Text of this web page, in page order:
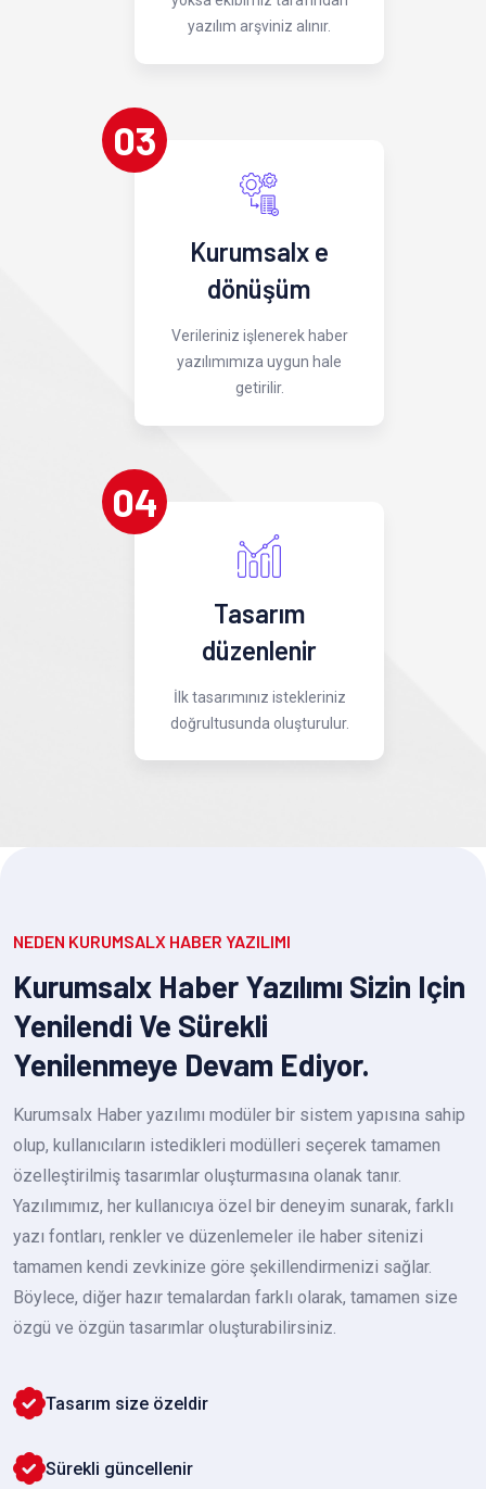
yazılım arşviniz alınır.
03
Kurumsalx e
dönüşüm
Verileriniz işlenerek haber
yazılımımıza uygun hale
getirilir.
04
Tasarım
düzenlenir
İlk tasarımınız istekleriniz
doğrultusunda oluşturulur.
NEDEN KURUMSALX HABER YAZILIMI
Kurumsalx Haber Yazılımı Sizin Için
Yenilendi Ve Sürekli
Yenilenmeye Devam Ediyor.
Kurumsalx Haber yazılımı modüler bir sistem yapısına sahip
olup, kullanıcıların istedikleri modülleri seçerek tamamen
özelleştirilmiş tasarımlar oluşturmasına olanak tanır.
Yazılımımız, her kullanıcıya özel bir deneyim sunarak, farklı
yazı fontları, renkler ve düzenlemeler ile haber sitenizi
tamamen kendi zevkinize göre şekillendirmenizi sağlar.
Böylece, diğer hazır temalardan farklı olarak, tamamen size
özgü ve özgün tasarımlar oluşturabilirsiniz.
Tasarım size özeldir
Sürekli güncellenir